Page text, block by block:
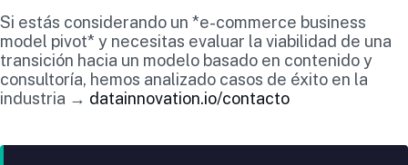
Si estás considerando un *e-commerce business
model pivot* y necesitas evaluar la viabilidad de una
transición hacia un modelo basado en contenido y
consultoría, hemos analizado casos de éxito en la
industria → datainnovation.io/contacto